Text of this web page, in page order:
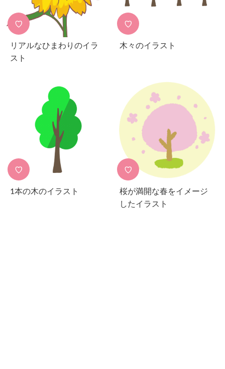
♡
リアルなひまわりのイラ
スト
♡
木々のイラスト
♡
1本の木のイラスト
♡
桜が満開な春をイメージ
したイラスト